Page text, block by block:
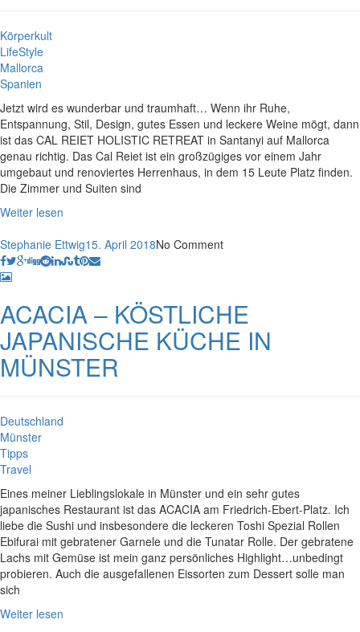
Körperkult
LifeStyle
Mallorca
Spanien
Jetzt wird es wunderbar und traumhaft… Wenn ihr Ruhe,
Entspannung, Stil, Design, gutes Essen und leckere Weine mögt, dann
ist das CAL REIET HOLISTIC RETREAT in Santanyi auf Mallorca
genau richtig. Das Cal Reiet ist ein großzügiges vor einem Jahr
umgebaut und renoviertes Herrenhaus, in dem 15 Leute Platz finden.
Die Zimmer und Suiten sind
Weiter lesen
Stephanie Ettwig15. April 2018No Comment
ACACIA – KÖSTLICHE
JAPANISCHE KÜCHE IN
MÜNSTER
Deutschland
Münster
Tipps
Travel
Eines meiner Lieblingslokale in Münster und ein sehr gutes
japanisches Restaurant ist das ACACIA am Friedrich-Ebert-Platz. Ich
liebe die Sushi und insbesondere die leckeren Toshi Spezial Rollen
Ebifurai mit gebratener Garnele und die Tunatar Rolle. Der gebratene
Lachs mit Gemüse ist mein ganz persönliches Highlight…unbedingt
probieren. Auch die ausgefallenen Eissorten zum Dessert solle man
sich
Weiter lesen